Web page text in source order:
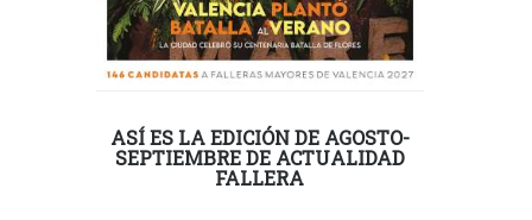
ASÍ ES LA EDICIÓN DE AGOSTO-
SEPTIEMBRE DE ACTUALIDAD
FALLERA